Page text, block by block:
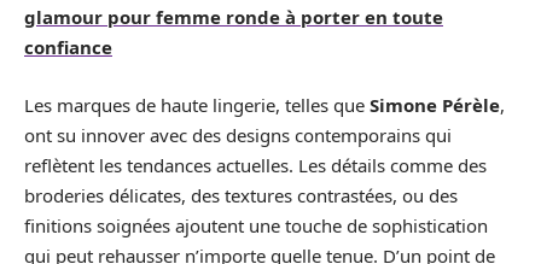
glamour pour femme ronde à porter en toute
confiance
Les marques de haute lingerie, telles que Simone Pérèle,
ont su innover avec des designs contemporains qui
reflètent les tendances actuelles. Les détails comme des
broderies délicates, des textures contrastées, ou des
finitions soignées ajoutent une touche de sophistication
qui peut rehausser n’importe quelle tenue. D’un point de